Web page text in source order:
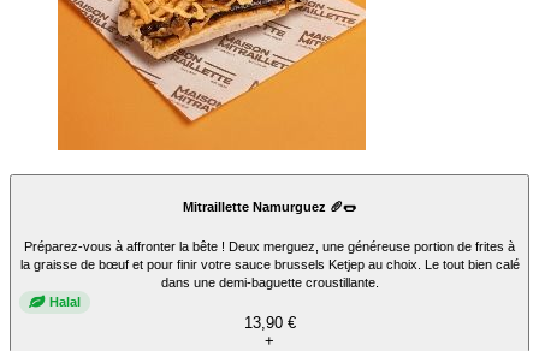
Mitraillette Namurguez 🥖🌭
Préparez-vous à affronter la bête ! Deux merguez, une généreuse portion de frites à
la graisse de bœuf et pour finir votre sauce brussels Ketjep au choix. Le tout bien calé
dans une demi-baguette croustillante.
Halal
13,90 €
+